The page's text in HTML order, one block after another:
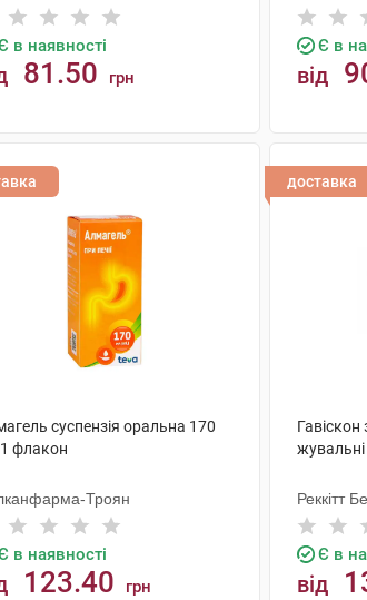
в наявності
81.50 грн
Є в
від
суспензія оральна 170
флакон
Троян
в наявності
123.40 грн
доставка
Реккітт
Є в
від